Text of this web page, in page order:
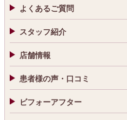
よくあるご質問
スタッフ紹介
店舗情報
患者様の声・口コミ
ビフォーアフター